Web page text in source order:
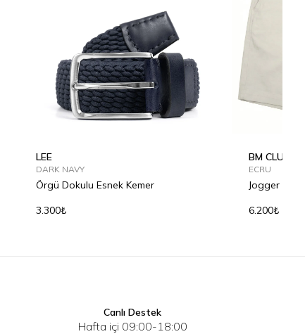
130
LEE
DARK NAVY
Örgü Dokulu Esnek Kemer
3.300₺
BM CLUB
ECRU
Jogger Şort
6.200₺
Canlı Destek
Hafta içi 09:00-18:00